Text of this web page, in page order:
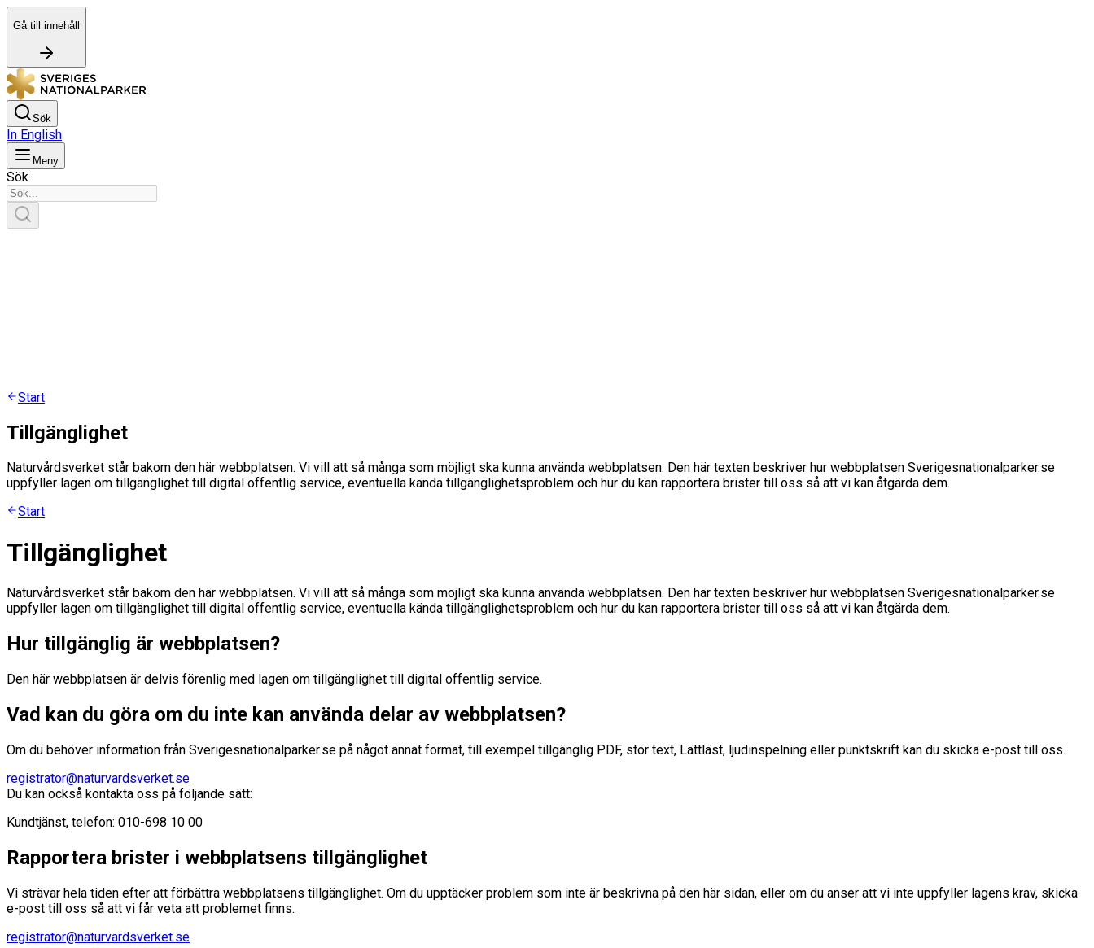
Gå till innehåll
Sök
In English
Meny
Sök
Start
Tillgänglighet
Naturvårdsverket står bakom den här webbplatsen. Vi vill att så många som möjligt ska kunna använda webbplatsen. Den här texten beskriver hur webbplatsen Sverigesnationalparker.se
uppfyller lagen om tillgänglighet till digital offentlig service, eventuella kända tillgänglighetsproblem och hur du kan rapportera brister till oss så att vi kan åtgärda dem.
Start
Tillgänglighet
Naturvårdsverket står bakom den här webbplatsen. Vi vill att så många som möjligt ska kunna använda webbplatsen. Den här texten beskriver hur webbplatsen Sverigesnationalparker.se
uppfyller lagen om tillgänglighet till digital offentlig service, eventuella kända tillgänglighetsproblem och hur du kan rapportera brister till oss så att vi kan åtgärda dem.
Hur tillgänglig är webbplatsen?
Den här webbplatsen är delvis förenlig med lagen om tillgänglighet till digital offentlig service.
Vad kan du göra om du inte kan använda delar av webbplatsen?
Om du behöver information från Sverigesnationalparker.se på något annat format, till exempel tillgänglig PDF, stor text, Lättläst, ljudinspelning eller punktskrift kan du skicka e-post till oss.
registrator@naturvardsverket.se
Du kan också kontakta oss på följande sätt:
Kundtjänst, telefon: 010-698 10 00
Rapportera brister i webbplatsens tillgänglighet
Vi strävar hela tiden efter att förbättra webbplatsens tillgänglighet. Om du upptäcker problem som inte är beskrivna på den här sidan, eller om du anser att vi inte uppfyller lagens krav, skicka
e-post till oss så att vi får veta att problemet finns.
registrator@naturvardsverket.se